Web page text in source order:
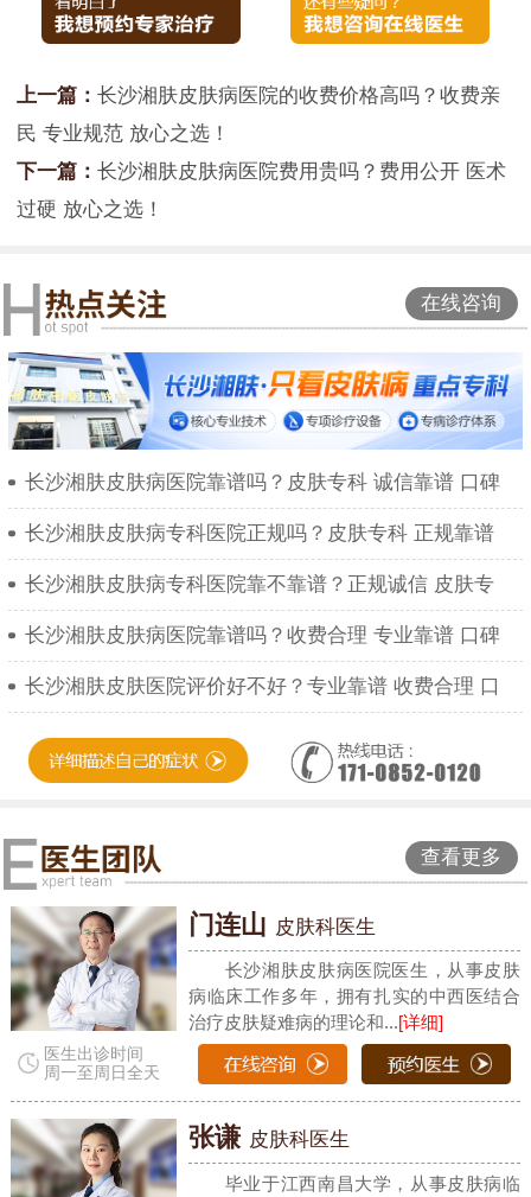
上一篇： 长沙湘肤皮肤病医院的收费价格高吗？收费亲
民 专业规范 放心之选！
下一篇： 长沙湘肤皮肤病医院费用贵吗？费用公开 医术
过硬 放心之选！
在线咨询
长沙湘肤皮肤病医院靠谱吗？皮肤专科 诚信靠谱 口碑
长沙湘肤皮肤病专科医院正规吗？皮肤专科 正规靠谱
长沙湘肤皮肤病专科医院靠不靠谱？正规诚信 皮肤专
长沙湘肤皮肤病医院靠谱吗？收费合理 专业靠谱 口碑
长沙湘肤皮肤医院评价好不好？专业靠谱 收费合理 口
查看更多
医生出诊时间
周一至周日全天
门连山 皮肤科医生
长沙湘肤皮肤病医院医生，从事皮肤
病临床工作多年，拥有扎实的中西医结合
治疗皮肤疑难病的理论和...[详细]
张谦 皮肤科医生
毕业于江西南昌大学，从事皮肤病临